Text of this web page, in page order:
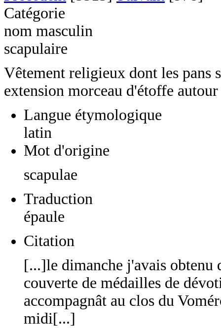
Catégorie
nom masculin
scapulaire
Vêtement religieux dont les pans
extension morceau d'étoffe
Langue étymologique
latin
Mot d'origine
scapulae
Traduction
épaule
Citation
[...]le dimanche j'avais
couverte de médailles de
accompagnât au clos du
midi[...]